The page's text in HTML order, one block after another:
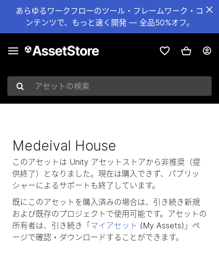
あらゆるワークフローのツール・フレームワーク・コ
ンテンツで、もっと速く開発 — 全品50%オフ。
アセットの検索
Medeival House
このアセットは Unity アセットストアから非推奨（提
供終了）となりました。現在は購入できず、パブリッ
シャーによるサポートも終了しています。
既にこのアセットを購入済みの場合は、引き続き新規
および既存のプロジェクトで使用可能です。アセットの
所有者は、引き続き「 マイアセット (My Assets)」ペ
ージで確認・ダウンロードすることができます。